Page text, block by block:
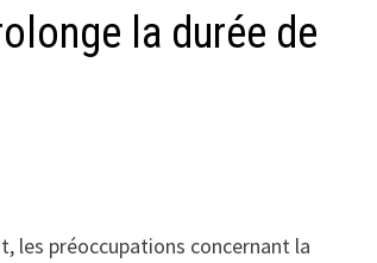
la durée de
les préoccupations concernant la